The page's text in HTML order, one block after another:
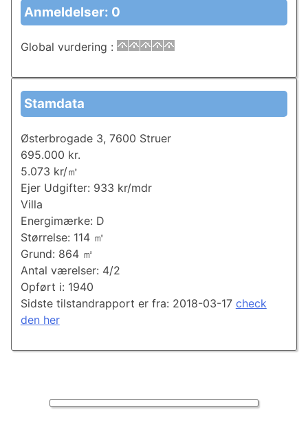
Anmeldelser: 0
Global vurdering :
Stamdata
Østerbrogade 3, 7600 Struer
695.000 kr.
5.073 kr/㎡
Ejer Udgifter: 933 kr/mdr
Villa
Energimærke: D
Størrelse: 114 ㎡
Grund: 864 ㎡
Antal værelser: 4/2
Opført i: 1940
Sidste tilstandrapport er fra: 2018-03-17 check
den her